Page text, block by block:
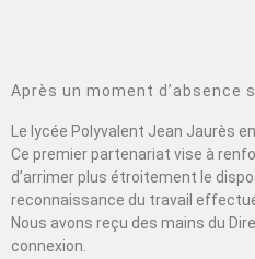
Après un moment d’absence
Le lycée Polyvalent Jean Jaurès
Ce premier partenariat vise à
d’arrimer plus étroitement le
reconnaissance du travail
Nous avons reçu des mains du
connexion.